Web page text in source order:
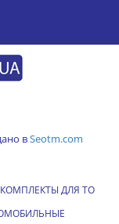
вSeotm.com
ДЛЯ ТО